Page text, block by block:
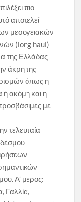
πιο
αποτελεί
μεσογειακών
(long haul)
της Ελλάδας
άκρη της
όπως η
ή ακόμη και η
με
τελευταία
A’ μέρος:
Γαλλία,